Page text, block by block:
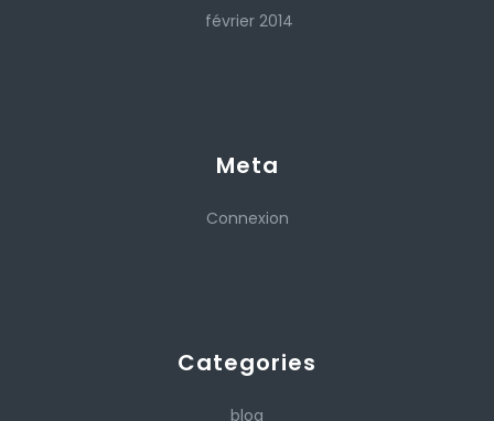
février 2014
Meta
Connexion
Categories
blog